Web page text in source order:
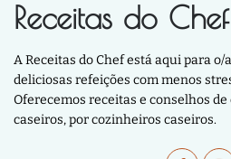
Receitas do Chef
A Receitas do Chef está aqui para
deliciosas refeições com menos
Oferecemos receitas e conselhos
caseiros, por cozinheiros caseiros.